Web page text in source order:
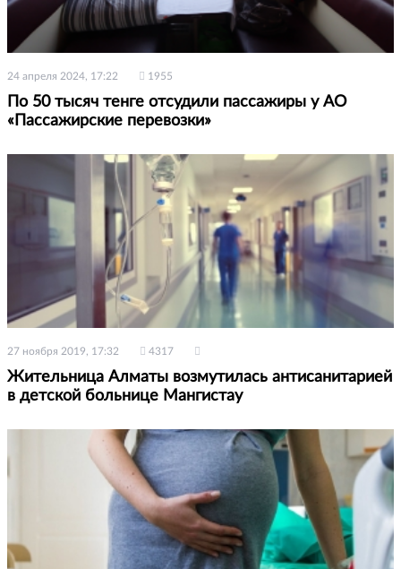
24 апреля 2024, 17:22 1955
По 50 тысяч тенге отсудили пассажиры у АО
«Пассажирские перевозки»
27 ноября 2019, 17:32 4317
Жительница Алматы возмутилась антисанитарией
в детской больнице Мангистау